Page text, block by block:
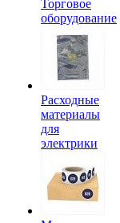
Торговое
оборудование
Расходные
материалы
для
электрики